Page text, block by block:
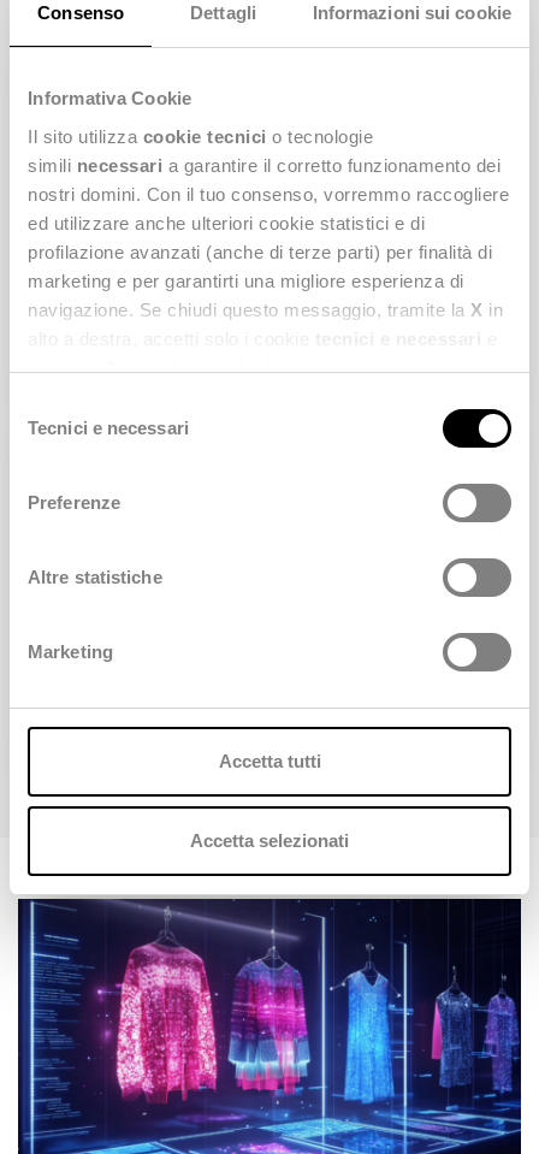
Consenso Dettagli Informazioni sui cookie
Informativa Cookie
Il sito utilizza cookie tecnici o tecnologie
simili necessari a garantire il corretto funzionamento dei
nostri domini. Con il tuo consenso, vorremmo raccogliere
ed utilizzare anche ulteriori cookie statistici e di
profilazione avanzati (anche di terze parti) per finalità di
marketing e per garantirti una migliore esperienza di
navigazione. Se chiudi questo messaggio, tramite la X in
statistici. Naviga le schede di questo pannello per
maggiori informazioni consulta anche la nostra
Privacy
delTecnici e necessari
Preferenze
Altre statistiche
Marketing
Accetta tutti
Accetta selezionati
Non lasciarti sfuggire questa occasione!
Stealth® App Gallery
LaStealth® App Galleryè un marketplace di
applicazioni completamente integrate che
migliorano ed estendono le funzionalità di
Stealth® Platform.
Best-in class Software
garantendo la comunicazione diretta tra i servizi
News